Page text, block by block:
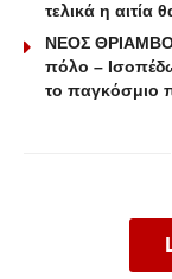
τελικά η αιτία
ΝΕΟΣ
πόλο –
το παγκόσμιο